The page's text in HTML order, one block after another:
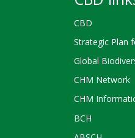
CBD
Strategic Plan
Global
CHM Network
CHM
BCH